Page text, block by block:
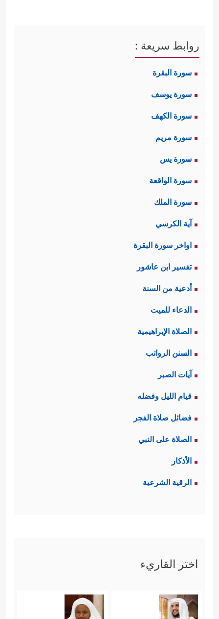
روابط سريعة :
سورة البقرة
سورة يوسف
سورة الكهف
سورة مريم
سورة يس
سورة الواقعة
سورة الملك
آية الكرسي
اواخر سورة البقرة
تفسير ابن عاشور
أدعية من السنة
الدعاء للميت
الصلاة الإبراهيمية
السنن الرواتب
آيات الصبر
قيام الليل وفضله
فضائل صلاة الفجر
الصلاة على النبي
الأذكار
الرقية الشرعية
اختر القاريء